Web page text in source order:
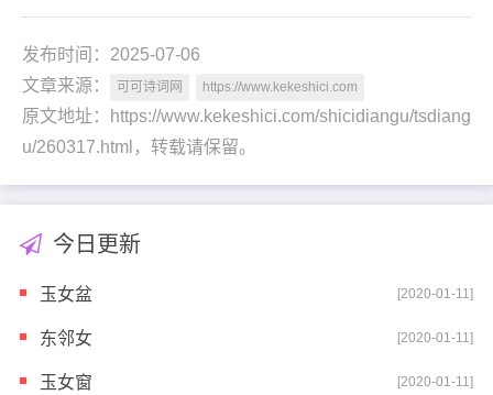
发布时间：2025-07-06
文章来源：
可可诗词网 https://www.kekeshici.com
原文地址：https://www.kekeshici.com/shicidiangu/tsdiang
u/260317.html，转载请保留。
今日更新
玉女盆 [2020-01-11]
东邻女 [2020-01-11]
玉女窗 [2020-01-11]